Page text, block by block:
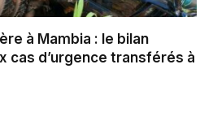
à Mambia : le bilan
cas d’urgence transférés à